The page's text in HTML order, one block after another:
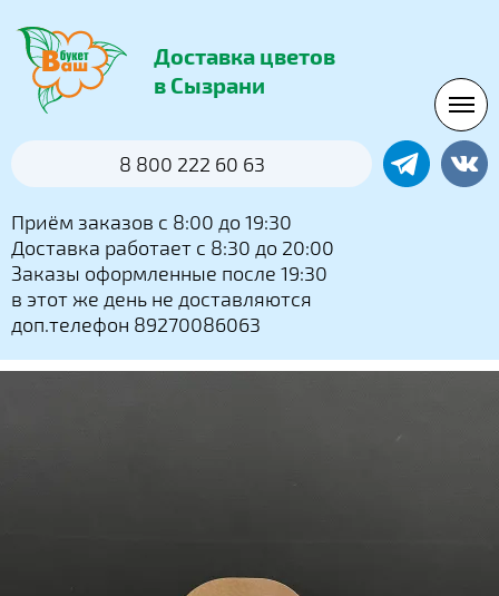
Доставка цветов
в Сызрани
8 800 222 60 63
Приём заказов с 8:00 до 19:30
Доставка работает с 8:30 до 20:00
Заказы оформленные после 19:30
в этот же день не доставляются
доп.телефон 89270086063